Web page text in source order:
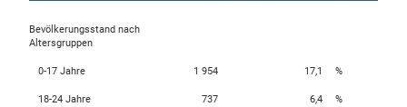
Bevölkerungsstand nach
Altersgruppen
0-17 Jahre 1 954 17,1 %
18-24 Jahre 737 6,4 %